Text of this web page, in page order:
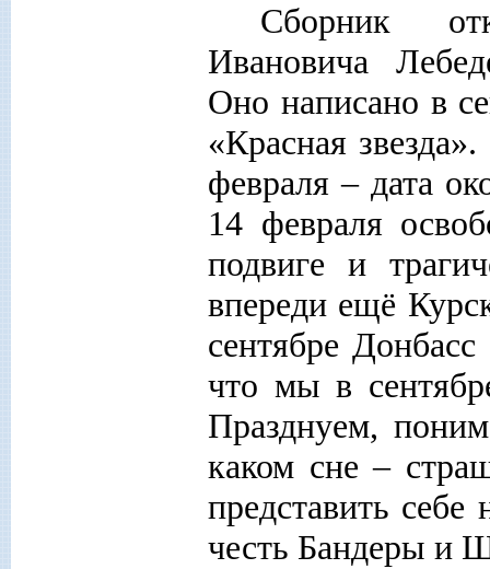
Сборник
Ивановича
Оно написано в
«Красная
февраля – дата
14 февраля
подвиге и
впереди ещё
сентябре
что мы в
Празднуем,
каком сне –
представить
честь Бандеры и